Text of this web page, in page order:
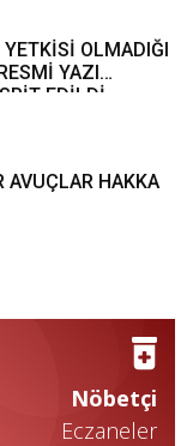
OLMADIĞI
YAZI
EDİLDİ
AVUÇLAR HAKKA
Nöbetçi
Eczaneler